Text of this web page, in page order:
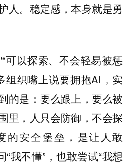
人。稳定感，本身就是勇
可以探索、不会轻易被惩
组织嘴上说要拥抱AI，实
的是：要么跟上，要么被
里，人只会防御，不会探
的安全堡垒，是让人敢
“我不懂”，也敢尝试“我想